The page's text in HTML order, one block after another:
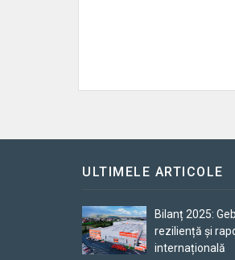
ULTIMELE ARTICOLE
Bilanț 2025:
reziliență și
internațională